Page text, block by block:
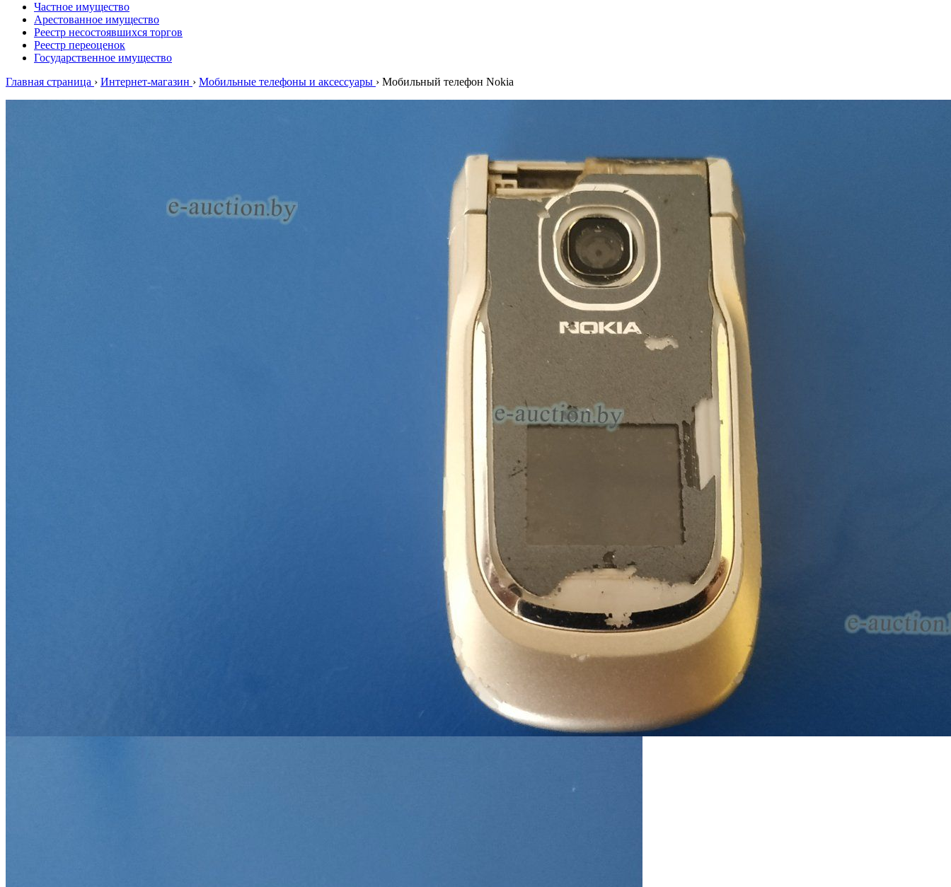
Частное имущество
Арестованное имущество
Реестр несостоявшихся торгов
Реестр переоценок
Государственное имущество
Главная страница › Интернет-магазин › Мобильные телефоны и аксессуары › Мобильный телефон Nokia